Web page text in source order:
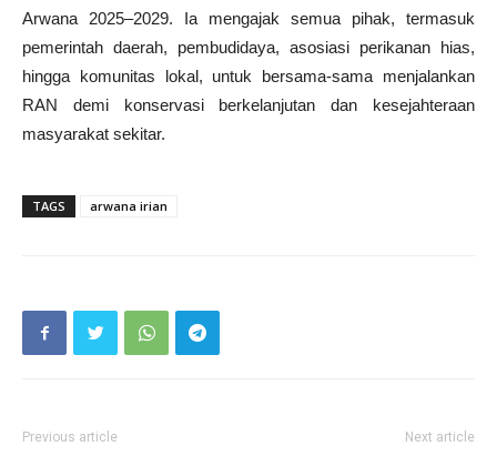
Arwana 2025–2029. Ia mengajak semua pihak, termasuk
pemerintah daerah, pembudidaya, asosiasi perikanan hias,
hingga komunitas lokal, untuk bersama-sama menjalankan
RAN demi konservasi berkelanjutan dan kesejahteraan
masyarakat sekitar.
TAGS arwana irian
Previous article Next article